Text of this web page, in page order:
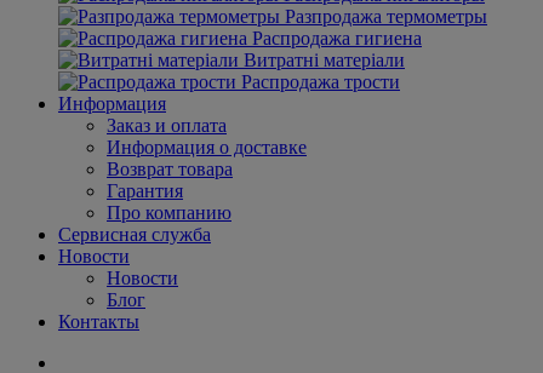
Разпродажа термометры
Распродажа гигиена
Витратні матеріали
Распродажа трости
Информация
Заказ и оплата
Информация о доставке
Возврат товара
Гарантия
Про компанию
Сервисная служба
Новости
Новости
Блог
Контакты